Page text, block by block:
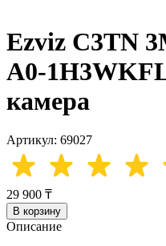
Ezviz C3TN
A0-
камера
Артикул: 69027
29 900 ₸
В корзину
Описание